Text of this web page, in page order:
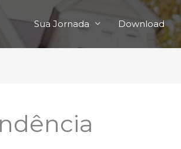
Sua Jornada Download